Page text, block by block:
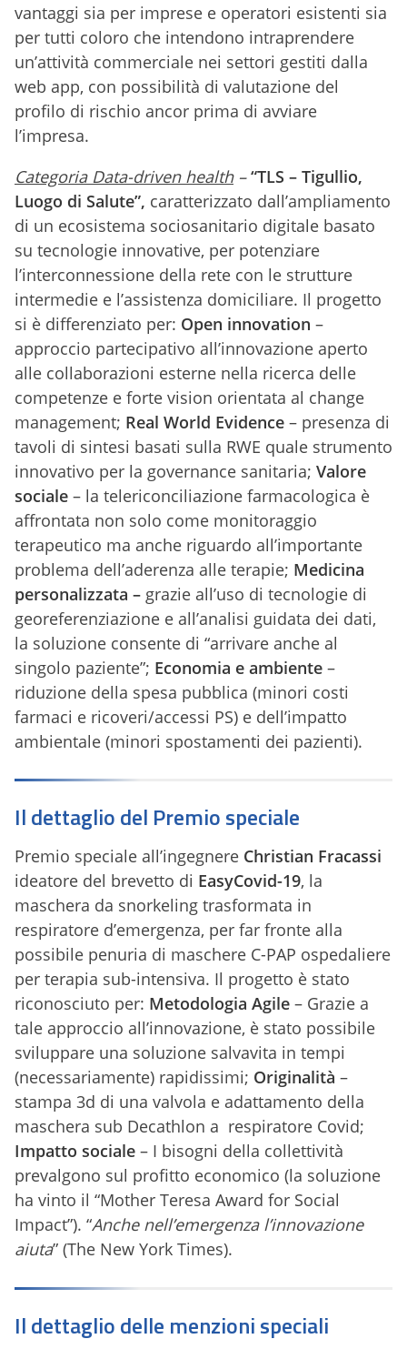
vantaggi sia per imprese e operatori esistenti sia
per tutti coloro che intendono intraprendere
un’attività commerciale nei settori gestiti dalla
web app, con possibilità di valutazione del
profilo di rischio ancor prima di avviare
l’impresa.
Categoria Data-driven health–“TLS – Tigullio,
Luogo di Salute”, caratterizzato dall’ampliamento
di un ecosistema sociosanitario digitale basato
su tecnologie innovative, per potenziare
l’interconnessione della rete con le strutture
intermedie e l’assistenza domiciliare. Il progetto
si è differenziato per: Open innovation –
approccio partecipativo all’innovazione aperto
alle collaborazioni esterne nella ricerca delle
competenze e forte vision orientata al change
management; Real World Evidence – presenza di
tavoli di sintesi basati sulla RWE quale strumento
innovativo per la governance sanitaria; Valore
sociale – la telericonciliazione farmacologica è
affrontata non solo come monitoraggio
terapeutico ma anche riguardo all’importante
problema dell’aderenza alle terapie; Medicina
personalizzata – grazie all’uso di tecnologie di
georeferenziazione e all’analisi guidata dei dati,
la soluzione consente di “arrivare anche al
singolo paziente”; Economia e ambiente –
riduzione della spesa pubblica (minori costi
farmaci e ricoveri/accessi PS) e dell’impatto
ambientale (minori spostamenti dei pazienti).
Il dettaglio del Premio speciale
Premio speciale all’ingegnere Christian Fracassi
ideatore del brevetto di EasyCovid-19, la
maschera da snorkeling trasformata in
respiratore d’emergenza, per far fronte alla
possibile penuria di maschere C-PAP ospedaliere
per terapia sub-intensiva. Il progetto è stato
riconosciuto per: Metodologia Agile – Grazie a
tale approccio all’innovazione, è stato possibile
sviluppare una soluzione salvavita in tempi
(necessariamente) rapidissimi; Originalità –
stampa 3d di una valvola e adattamento della
maschera sub Decathlon a respiratore Covid;
Impatto sociale – I bisogni della collettività
prevalgono sul profitto economico (la soluzione
ha vinto il “Mother Teresa Award for Social
Impact”). “Anche nell’emergenza l’innovazione
aiuta” (The New York Times).
Il dettaglio delle menzioni speciali